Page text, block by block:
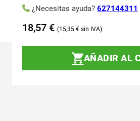
¿Necesitas ayuda? 627144311
18,57 € 15,35 €
AÑADIR AL